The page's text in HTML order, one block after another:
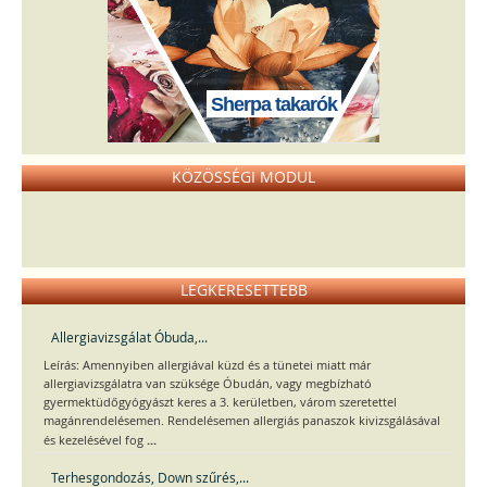
Sherpa takarók
KÖZÖSSÉGI MODUL
LEGKERESETTEBB
Allergiavizsgálat Óbuda,...
Leírás: Amennyiben allergiával küzd és a tünetei miatt már
allergiavizsgálatra van szüksége Óbudán, vagy megbízható
gyermektüdőgyógyászt keres a 3. kerületben, várom szeretettel
magánrendelésemen. Rendelésemen allergiás panaszok kivizsgálásával
és kezelésével fog ...
Terhesgondozás, Down szűrés,...